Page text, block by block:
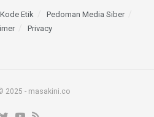
Kode Etik
Pedoman Media Siber
Privacy
2025 - masakini.co